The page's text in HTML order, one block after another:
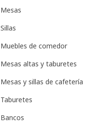
Mesas
Sillas
Muebles de comedor
Mesas altas y taburetes
Mesas y sillas de cafetería
Taburetes
Bancos